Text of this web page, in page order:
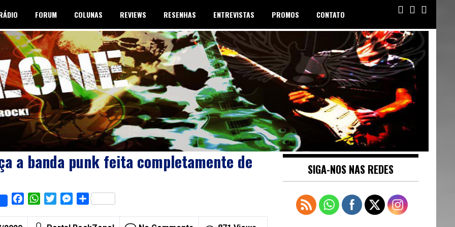
FORUM COLUNAS REVIEWS RESENHAS ENTREVISTAS PROMOS CONTATO
a banda punk feita completamente de
FacebookWhatsAppTwitterMessenger
Share
SIGA-NOS NAS REDES